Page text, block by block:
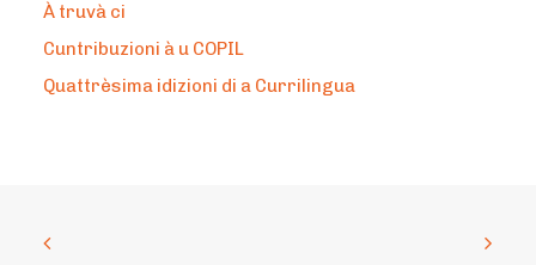
À truvà ci
Cuntribuzioni à u COPIL
Quattrèsima idizioni di a Currilingua